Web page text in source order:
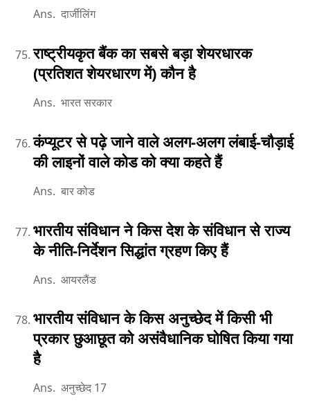
Ans. दार्जीलिंग
राष्ट्रीयकृत बैंक का सबसे बड़ा शेयरधारक
(प्रतिशत शेयरधारण में) कौन है
Ans. भारत सरकार
कंप्यूटर से पढ़े जाने वाले अलग-अलग लंबाई-चौड़ाई
की लाइनों वाले कोड को क्या कहते हैं
Ans. बार कोड
भारतीय संविधान ने किस देश के संविधान से राज्य
के नीति-निर्देशन सिद्धांत ग्रहण किए हैं
Ans. आयरलैंड
भारतीय संविधान के किस अनुच्छेद में किसी भी
प्रकार छुआछूत को असंवैधानिक घोषित किया गया
है
Ans. अनुच्छेद 17